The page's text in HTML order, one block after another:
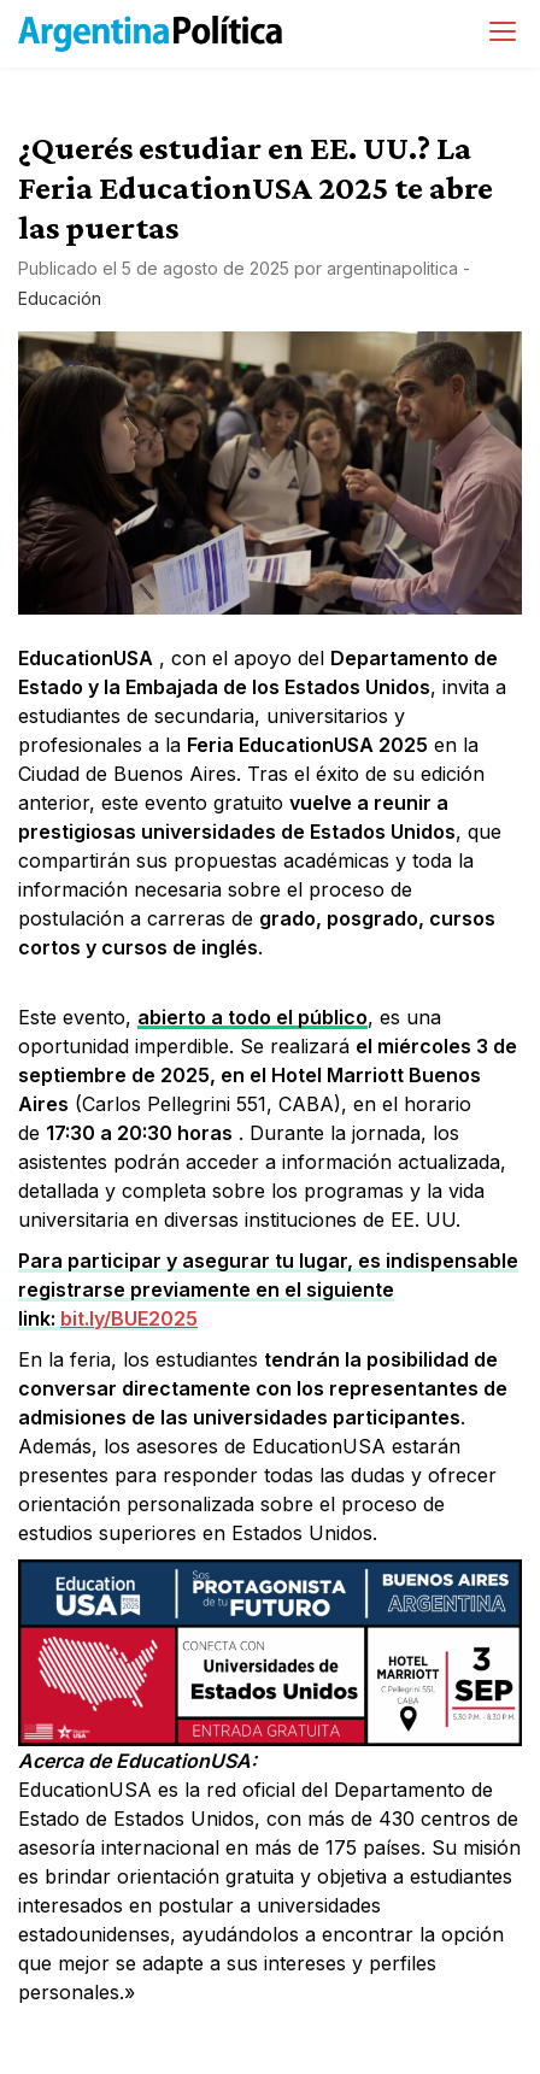
¿Querés estudiar en EE. UU.? La
Feria EducationUSA 2025 te abre
las puertas
Publicado el 5 de agosto de 2025 por argentinapolitica -
Educación
EducationUSA , con el apoyo del Departamento de
Estado y la Embajada de los Estados Unidos, invita a
estudiantes de secundaria, universitarios y
profesionales a la Feria EducationUSA 2025 en la
Ciudad de Buenos Aires. Tras el éxito de su edición
anterior, este evento gratuito vuelve a reunir a
prestigiosas universidades de Estados Unidos, que
compartirán sus propuestas académicas y toda la
información necesaria sobre el proceso de
postulación a carreras de grado, posgrado, cursos
cortos y cursos de inglés.
Este evento, abierto a todo el público, es una
oportunidad imperdible. Se realizará el miércoles 3 de
septiembre de 2025, en el Hotel Marriott Buenos
Aires (Carlos Pellegrini 551, CABA), en el horario
de 17:30 a 20:30 horas . Durante la jornada, los
asistentes podrán acceder a información actualizada,
detallada y completa sobre los programas y la vida
universitaria en diversas instituciones de EE. UU.
Para participar y asegurar tu lugar, es indispensable
registrarse previamente en el siguiente
link: bit.ly/BUE2025
En la feria, los estudiantes tendrán la posibilidad de
conversar directamente con los representantes de
admisiones de las universidades participantes.
Además, los asesores de EducationUSA estarán
presentes para responder todas las dudas y ofrecer
orientación personalizada sobre el proceso de
estudios superiores en Estados Unidos.
Acerca de EducationUSA:
EducationUSA es la red oficial del Departamento de
Estado de Estados Unidos, con más de 430 centros de
asesoría internacional en más de 175 países. Su misión
es brindar orientación gratuita y objetiva a estudiantes
interesados en postular a universidades
estadounidenses, ayudándolos a encontrar la opción
que mejor se adapte a sus intereses y perfiles
personales.»